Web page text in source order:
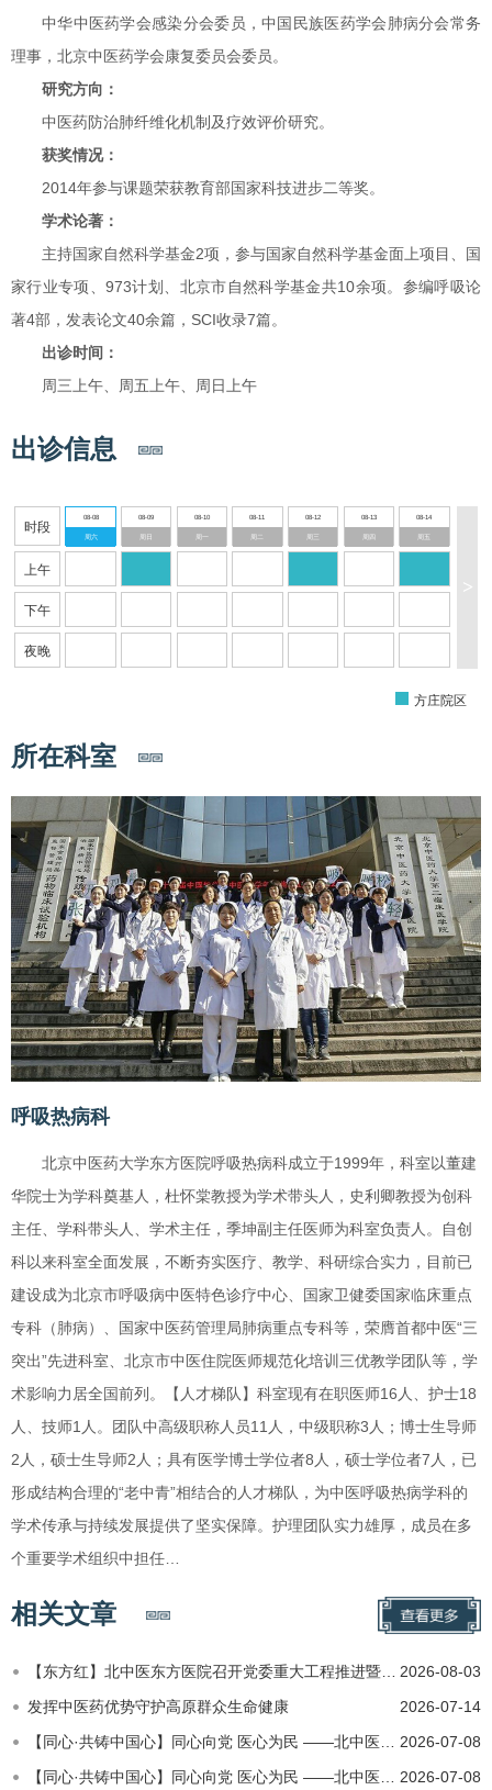
中华中医药学会感染分会委员，中国民族医药学会肺病分会常务
理事，北京中医药学会康复委员会委员。
研究方向：
中医药防治肺纤维化机制及疗效评价研究。
获奖情况：
2014年参与课题荣获教育部国家科技进步二等奖。
学术论著：
主持国家自然科学基金2项，参与国家自然科学基金面上项目、国
家行业专项、973计划、北京市自然科学基金共10余项。参编呼吸论
著4部，发表论文40余篇，SCI收录7篇。
出诊时间：
周三上午、周五上午、周日上午
出诊信息
时段
上午
下午
夜晚
08-08
周六
08-09
周日
08-10
周一
08-11 08-12
周三
08-13
周四
08-14
周五
>
方庄院区
所在科室
呼吸热病科
北京中医药大学东方医院呼吸热病科成立于1999年，科室以董建
华院士为学科奠基人，杜怀棠教授为学术带头人，史利卿教授为创科
主任、学科带头人、学术主任，季坤副主任医师为科室负责人。自创
科以来科室全面发展，不断夯实医疗、教学、科研综合实力，目前已
建设成为北京市呼吸病中医特色诊疗中心、国家卫健委国家临床重点
专科（肺病）、国家中医药管理局肺病重点专科等，荣膺首都中医“三
突出”先进科室、北京市中医住院医师规范化培训三优教学团队等，学
术影响力居全国前列。【人才梯队】科室现有在职医师16人、护士18
人、技师1人。团队中高级职称人员11人，中级职称3人；博士生导师
2人，硕士生导师2人；具有医学博士学位者8人，硕士学位者7人，已
形成结构合理的“老中青”相结合的人才梯队，为中医呼吸热病学科的
学术传承与持续发展提供了坚实保障。护理团队实力雄厚，成员在多
个重要学术组织中担任…
相关文章
2026-08-03
【东方红】北中医东方医院召开党委重大工程推进暨医院高质量发展半年工作总结会
2026-07-14
发挥中医药优势守护高原群众生命健康
2026-07-08
【同心·共铸中国心】同心向党 医心为民 ——北中医东方医院医疗队赴藏开展公益医疗义诊
2026-07-08
【同心·共铸中国心】同心向党 医心为民 ——北中医东方医院医疗队赴藏开展公益医疗义诊